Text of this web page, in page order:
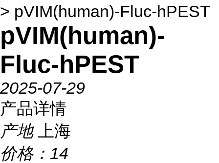
> pVIM(human)-Fluc-hPEST
pVIM(human)-
Fluc-hPEST
2025-07-29
产品详情
产地
上海
价格： 14